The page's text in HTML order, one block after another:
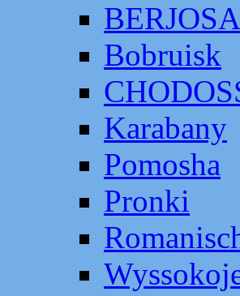
BERJOSA
Bobruisk
Karabany
Pomosha
Pronki